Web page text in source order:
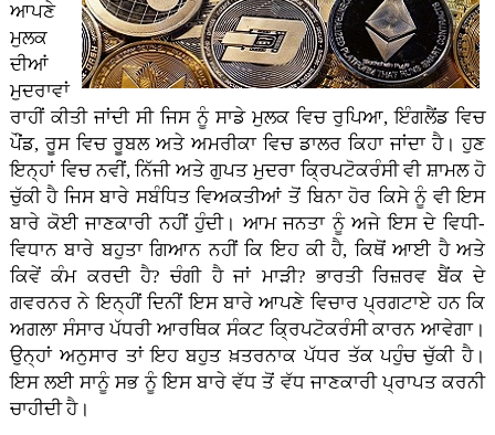
ਆਪਣੇ
ਮੁਲਕ
ਦੀਆਂ
ਮੁਦਰਾਵਾਂ
ਰਾਹੀਂ ਕੀਤੀ ਜਾਂਦੀ ਸੀ ਜਿਸ ਨੂੰ ਸਾਡੇ ਮੁਲਕ ਵਿਚ ਰੁਪਿਆ, ਇੰਗਲੈਂਡ ਵਿਚ
ਪੌਂਡ, ਰੂਸ ਵਿਚ ਰੂਬਲ ਅਤੇ ਅਮਰੀਕਾ ਵਿਚ ਡਾਲਰ ਕਿਹਾ ਜਾਂਦਾ ਹੈ। ਹੁਣ
ਇਨ੍ਹਾਂ ਵਿਚ ਨਵੀਂ, ਨਿੱਜੀ ਅਤੇ ਗੁਪਤ ਮੁਦਰਾ ਕ੍ਰਿਪਟੋਕਰੰਸੀ ਵੀ ਸ਼ਾਮਲ ਹੋ
ਚੁੱਕੀ ਹੈ ਜਿਸ ਬਾਰੇ ਸਬੰਧਿਤ ਵਿਅਕਤੀਆਂ ਤੋਂ ਬਿਨਾ ਹੋਰ ਕਿਸੇ ਨੂੰ ਵੀ ਇਸ
ਬਾਰੇ ਕੋਈ ਜਾਣਕਾਰੀ ਨਹੀਂ ਹੁੰਦੀ। ਆਮ ਜਨਤਾ ਨੂੰ ਅਜੇ ਇਸ ਦੇ ਵਿਧੀ-
ਵਿਧਾਨ ਬਾਰੇ ਬਹੁਤਾ ਗਿਆਨ ਨਹੀਂ ਕਿ ਇਹ ਕੀ ਹੈ, ਕਿਥੋਂ ਆਈ ਹੈ ਅਤੇ
ਕਿਵੇਂ ਕੰਮ ਕਰਦੀ ਹੈ? ਚੰਗੀ ਹੈ ਜਾਂ ਮਾੜੀ? ਭਾਰਤੀ ਰਿਜ਼ਰਵ ਬੈਂਕ ਦੇ
ਗਵਰਨਰ ਨੇ ਇਨ੍ਹੀਂ ਦਿਨੀਂ ਇਸ ਬਾਰੇ ਆਪਣੇ ਵਿਚਾਰ ਪ੍ਰਗਟਾਏ ਹਨ ਕਿ
ਅਗਲਾ ਸੰਸਾਰ ਪੱਧਰੀ ਆਰਥਿਕ ਸੰਕਟ ਕ੍ਰਿਪਟੋਕਰੰਸੀ ਕਾਰਨ ਆਵੇਗਾ।
ਉਨ੍ਹਾਂ ਅਨੁਸਾਰ ਤਾਂ ਇਹ ਬਹੁਤ ਖ਼ਤਰਨਾਕ ਪੱਧਰ ਤੱਕ ਪਹੁੰਚ ਚੁੱਕੀ ਹੈ।
ਇਸ ਲਈ ਸਾਨੂੰ ਸਭ ਨੂੰ ਇਸ ਬਾਰੇ ਵੱਧ ਤੋਂ ਵੱਧ ਜਾਣਕਾਰੀ ਪ੍ਰਾਪਤ ਕਰਨੀ
ਚਾਹੀਦੀ ਹੈ।